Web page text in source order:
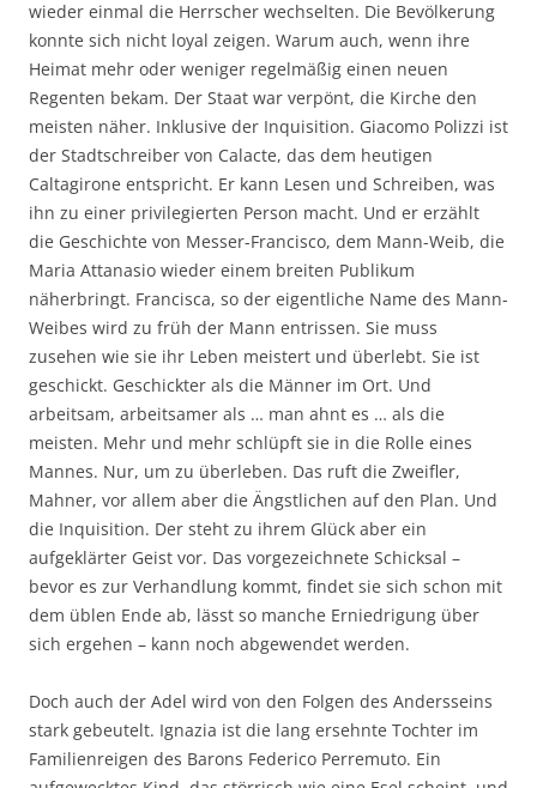
wieder einmal die Herrscher wechselten. Die Bevölkerung
konnte sich nicht loyal zeigen. Warum auch, wenn ihre
Heimat mehr oder weniger regelmäßig einen neuen
Regenten bekam. Der Staat war verpönt, die Kirche den
meisten näher. Inklusive der Inquisition. Giacomo Polizzi ist
der Stadtschreiber von Calacte, das dem heutigen
Caltagirone entspricht. Er kann Lesen und Schreiben, was
ihn zu einer privilegierten Person macht. Und er erzählt
die Geschichte von Messer-Francisco, dem Mann-Weib, die
Maria Attanasio wieder einem breiten Publikum
näherbringt. Francisca, so der eigentliche Name des Mann-
Weibes wird zu früh der Mann entrissen. Sie muss
zusehen wie sie ihr Leben meistert und überlebt. Sie ist
geschickt. Geschickter als die Männer im Ort. Und
arbeitsam, arbeitsamer als … man ahnt es … als die
meisten. Mehr und mehr schlüpft sie in die Rolle eines
Mannes. Nur, um zu überleben. Das ruft die Zweifler,
Mahner, vor allem aber die Ängstlichen auf den Plan. Und
die Inquisition. Der steht zu ihrem Glück aber ein
aufgeklärter Geist vor. Das vorgezeichnete Schicksal –
bevor es zur Verhandlung kommt, findet sie sich schon mit
dem üblen Ende ab, lässt so manche Erniedrigung über
sich ergehen – kann noch abgewendet werden.
Doch auch der Adel wird von den Folgen des Andersseins
stark gebeutelt. Ignazia ist die lang ersehnte Tochter im
Familienreigen des Barons Federico Perremuto. Ein